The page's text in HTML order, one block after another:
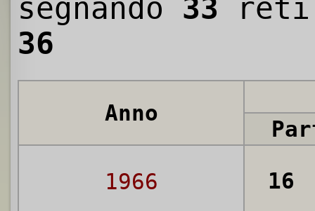
segnando 33 reti
36
Anno
1966 16